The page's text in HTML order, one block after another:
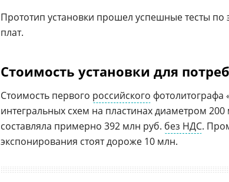
Прототип установки прошел успешные тесты
плат.
Стоимость установки для
Стоимость первого российского фотолитографа
интегральных схем на пластинах диаметром 200
составляла примерно 392 млн руб. без НДС.
экспонирования стоят дороже 10 млн.